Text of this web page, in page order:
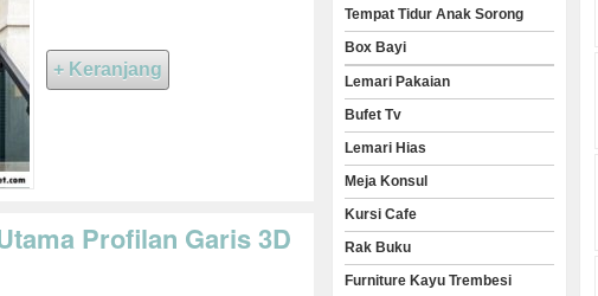
Profilan Garis 3D
Tempat Tidur Anak Sorong
Box Bayi
Lemari Pakaian
Bufet Tv
Lemari Hias
Meja Konsul
Kursi Cafe
Rak Buku
Furniture Kayu Trembesi